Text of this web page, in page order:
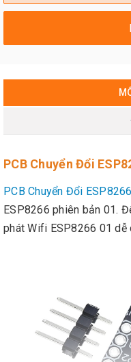
PCB Chuyển Đổi
PCB Chuyển Đổi
ESP8266 phiên bản 01.
phát Wifi ESP8266 01 dễ